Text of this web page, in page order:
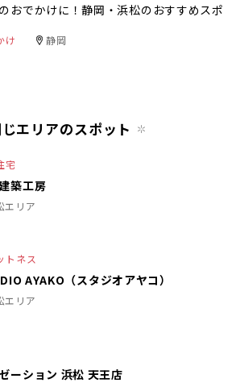
おでかけに！静岡・浜松のおすすめスポ
け 静岡
エリアのスポット
宅
築工房
エリア
トネス
AYAKO（スタジオアヤコ）
エリア
ーション 浜松 天王店